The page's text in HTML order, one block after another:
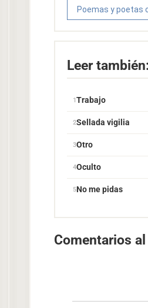
Poemas y poetas
Leer también:
Trabajo
Sellada vigilia
Otro
Oculto
No me pidas
Comentarios